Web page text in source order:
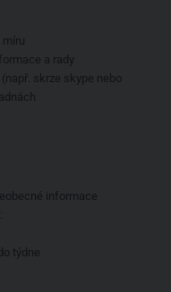
míru
a rady
skrze skype nebo
informace
týdne